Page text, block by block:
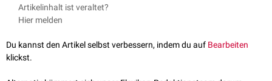
Artikelinhalt ist veraltet?
Hier melden
Du kannst den Artikel selbst verbessern, indem du auf Bearbeiten
klickst.